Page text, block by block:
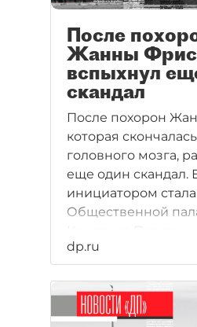
После
Жанны
вспыхнул
скандал
После похорон
которая
головного мозга,
еще один скандал.
инициатором
Общественной
неуместно
скончавшейся
dp.ru